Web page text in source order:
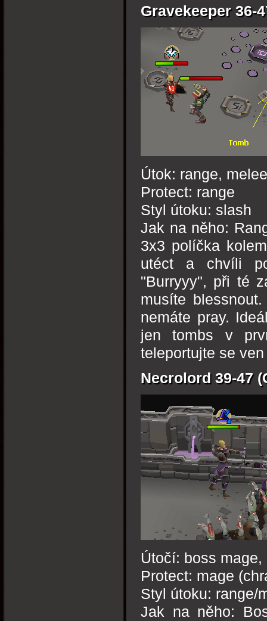
Gravekeeper 36-
Útok: range, melee
Protect: range
Styl útoku: slash
Jak na něho:
3x3 políčka
utéct a chvíli
"Burryyy", při té
musíte
nemáte pray.
jen tombs v
teleportujte se
Necrolord 39-47
Útočí: boss
Protect: mage
Styl útoku: range/
Jak na něho: